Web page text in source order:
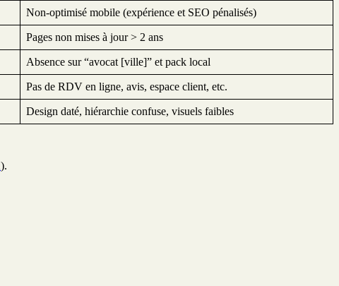
Non-optimisé mobile (expérience et SEO pénalisés)
Pages non mises à jour > 2 ans
Absence sur “avocat [ville]” et pack local
Pas de RDV en ligne, avis, espace client, etc.
Design daté, hiérarchie confuse, visuels faibles
).